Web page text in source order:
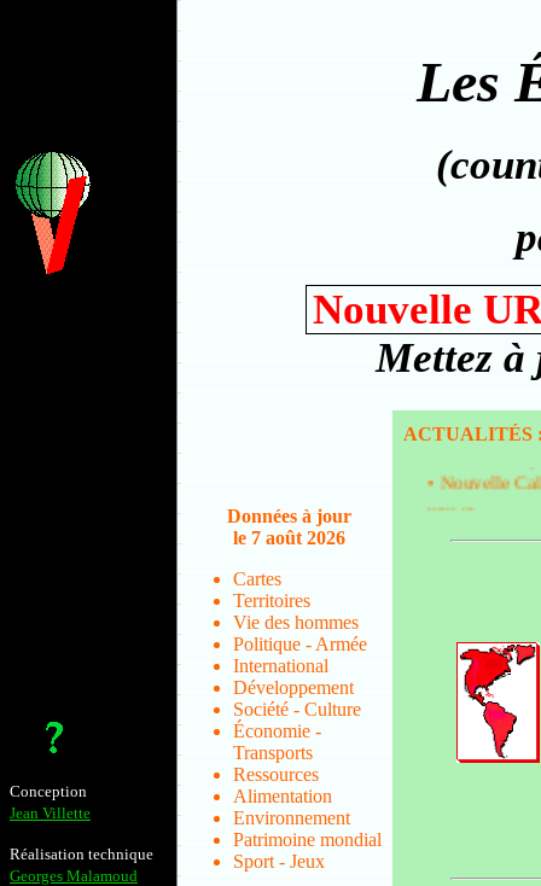
Les
Nouvelle
Mettez à
Conception
Jean Villette
Réalisation technique
Georges Malamoud
Données à jour
le 7 août 2026
Cartes
Territoires
Vie des hommes
Politique - Armée
International
Développement
Société - Culture
Économie -
Transports
Ressources
Alimentation
Environnement
Patrimoine mondial
Sport - Jeux
ACTUALITÉS
• Nouvelle
• Pérou :